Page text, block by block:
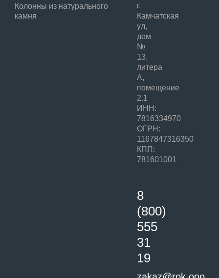
Колонны из натурального
камня
г,
Камчатская
ул,
дом
№
13,
литера
А,
помещение
2.1
ИНН:
7816334970
ОГРН:
1167847316350
КПП:
781601001
8
(800)
555
31
19